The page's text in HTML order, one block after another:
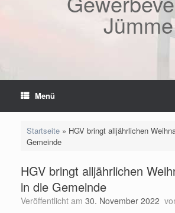
Jümme
Menü
Startseite» HGV bringt alljährlichen
Gemeinde
HGV bringt alljährlichen
in die Gemeinde
Veröffentlicht am 30. November 2022